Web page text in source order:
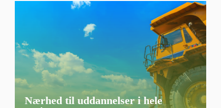
Nærhed til uddannelser i hele